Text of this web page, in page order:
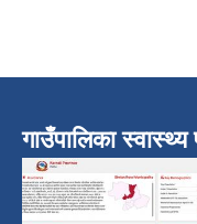
गाउँपालिका स्वास्थ्य